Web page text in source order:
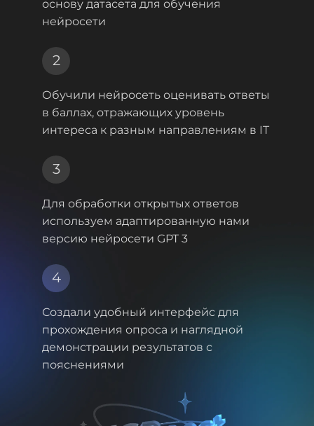
основу датасета для обучения
нейросети
2
Обучили нейросеть оценивать ответы
в баллах, отражающих уровень
интереса к разным направлениям в IT
3
Для обработки открытых ответов
используем адаптированную нами
версию нейросети GPT 3
4
Создали удобный интерфейс для
прохождения опроса и наглядной
демонстрации результатов с
пояснениями